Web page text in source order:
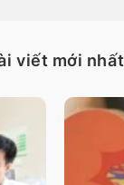
viết mới nhất